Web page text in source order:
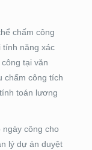
chấm công
tính năng xác
tại văn
chấm công tích
toán lương
ngày công cho
lý dự án duyệt